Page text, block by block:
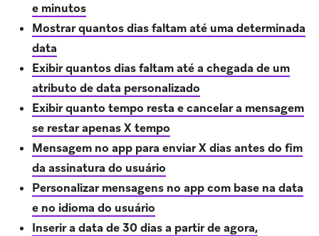
e minutos
Mostrar quantos dias faltam até uma determinada
data
Exibir quantos dias faltam até a chegada de um
atributo de data personalizado
Exibir quanto tempo resta e cancelar a mensagem
se restar apenas X tempo
Mensagem no app para enviar X dias antes do fim
da assinatura do usuário
Personalizar mensagens no app com base na data
e no idioma do usuário
Inserir a data de 30 dias a partir de agora,